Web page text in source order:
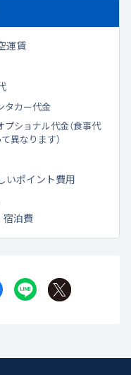
運賃
タカー代金
ショナル代金（食事代
異なります）
いポイント費用
宿泊費